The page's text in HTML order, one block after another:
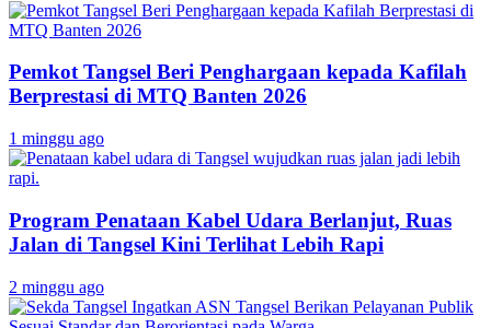
Pemkot Tangsel Beri Penghargaan kepada Kafilah
Berprestasi di MTQ Banten 2026
1 minggu ago
Program Penataan Kabel Udara Berlanjut, Ruas
Jalan di Tangsel Kini Terlihat Lebih Rapi
2 minggu ago